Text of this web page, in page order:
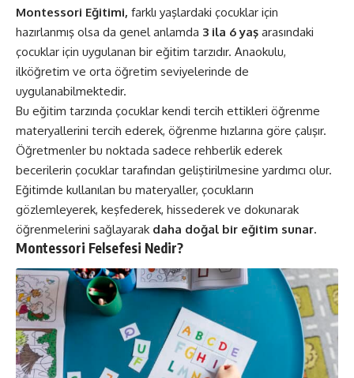
Montessori Eğitimi, farklı yaşlardaki çocuklar için
hazırlanmış olsa da genel anlamda 3 ila 6 yaş arasındaki
çocuklar için uygulanan bir eğitim tarzıdır. Anaokulu,
ilköğretim ve orta öğretim seviyelerinde de
uygulanabilmektedir.
Bu eğitim tarzında çocuklar kendi tercih ettikleri öğrenme
materyallerini tercih ederek, öğrenme hızlarına göre çalışır.
Öğretmenler bu noktada sadece rehberlik ederek
becerilerin çocuklar tarafından geliştirilmesine yardımcı olur.
Eğitimde kullanılan bu materyaller, çocukların
gözlemleyerek, keşfederek, hissederek ve dokunarak
öğrenmelerini sağlayarak daha doğal bir eğitim sunar.
Montessori Felsefesi Nedir?